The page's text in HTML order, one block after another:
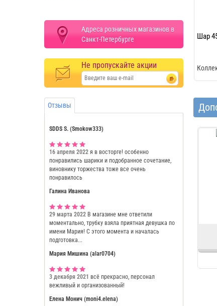
Адреса розничных магазинов в
Санкт-Петербурге
Не пропускайте акции
Отзывы
SDDS S. (Smokow333)
16 апреля 2022 я в восторге! особенно
понравились шарики и подобранное сочетание,
виновнику торжества тоже все очень
понравилось
Галина Иванова
29 марта 2022 В магазине мне ответили
моментально, трубку взяла приятная девушка по
имени Мария! С этого момента и началась
подготовка...
Мария Мишина (alar0704)
3 декабря 2021 всё прекрасно, персонал
вежливый и организованный!
Елена Монич (moni4.elena)
Шар